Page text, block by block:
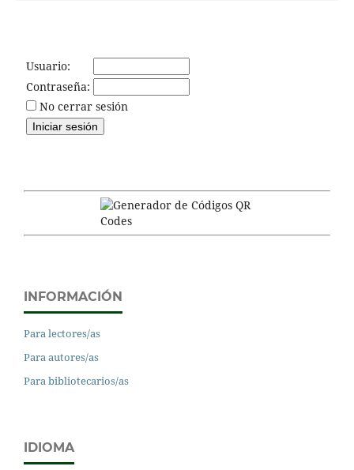
Usuario:
Contraseña:
No cerrar sesión
INFORMACIÓN
Para lectores/as
Para autores/as
Para bibliotecarios/as
IDIOMA